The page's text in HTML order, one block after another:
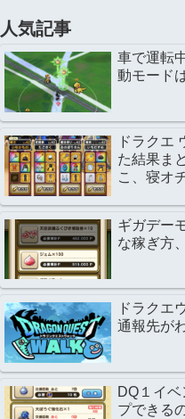
人気記事
車で運転
動モード
ドラクエ
た結果ま
こ、寝オ
ギガデー
な稼ぎ方
ドラクエ
通報先が
DQ１イ
プできる